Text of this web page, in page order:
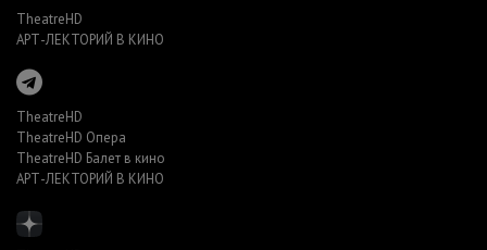
TheatreHD
АРТ-ЛЕКТОРИЙ В КИНО
TheatreHD
TheatreHD Опера
TheatreHD Балет в кино
АРТ-ЛЕКТОРИЙ В КИНО